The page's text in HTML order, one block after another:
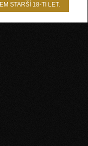
STARŠÍ 18-TI LET.